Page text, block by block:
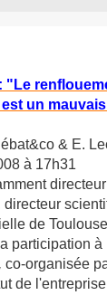
"Le
un
& E.
à 17h31
de
participation
co-organisée
de